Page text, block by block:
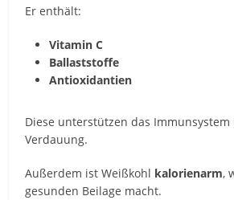
Erenthält:
VitaminC
Ballaststoffe
Antioxidantien
Diese unterstützendas Immunsystem
Verdauung.
Außerdem istWeißkohl kalorienarm,
gesunden Beilage macht.